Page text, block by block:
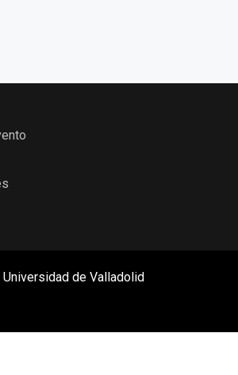
de Valladolid